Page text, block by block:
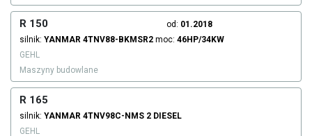
R 150 od: 01.2018
silnik: YANMAR 4TNV88-BKMSR2 moc: 46HP/34KW
GEHL
Maszyny budowlane
R 165
silnik: YANMAR 4TNV98C-NMS 2 DIESEL
GEHL